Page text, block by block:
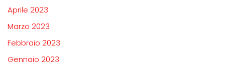
Aprile 2023
Marzo 2023
Febbraio 2023
Gennaio 2023